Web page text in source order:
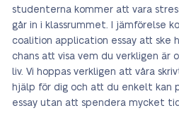
studenterna kommer att vara
går in i klassrummet. I jämförelse
coalition application essay att ske
chans att visa vem du verkligen är
liv. Vi hoppas verkligen att våra
hjälp för dig och att du enkelt kan
essay utan att spendera mycket tid.